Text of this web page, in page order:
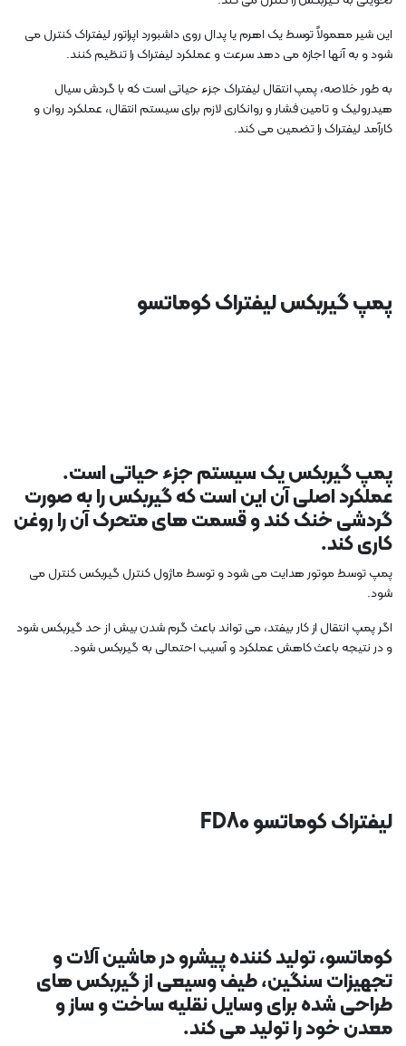
این شیر معمولاً توسط یک اهرم یا پدال روی داشبورد اپراتور لیفتراک کنترل می
شود و به آنها اجازه می دهد سرعت و عملکرد لیفتراک را تنظیم کنند.
به طور خلاصه، پمپ انتقال لیفتراک جزء حیاتی است که با گردش سیال
هیدرولیک و تامین فشار و روانکاری لازم برای سیستم انتقال، عملکرد روان و
کارآمد لیفتراک را تضمین می کند.
پمپ گیربکس لیفتراک کوماتسو
پمپ گیربکس یک سیستم جزء حیاتی است.
عملکرد اصلی آن این است که گیربکس را به صورت
گردشی خنک کند و قسمت های متحرک آن را روغن
کاری کند.
پمپ توسط موتور هدایت می شود و توسط ماژول کنترل گیربکس کنترل می
شود.
اگر پمپ انتقال از کار بیفتد، می تواند باعث گرم شدن بیش از حد گیربکس شود
و در نتیجه باعث کاهش عملکرد و آسیب احتمالی به گیربکس شود.
لیفتراک کوماتسو FD80
کوماتسو، تولید کننده پیشرو در ماشین آلات و
تجهیزات سنگین، طیف وسیعی از گیربکس های
طراحی شده برای وسایل نقلیه ساخت و ساز و
معدن خود را تولید می کند.